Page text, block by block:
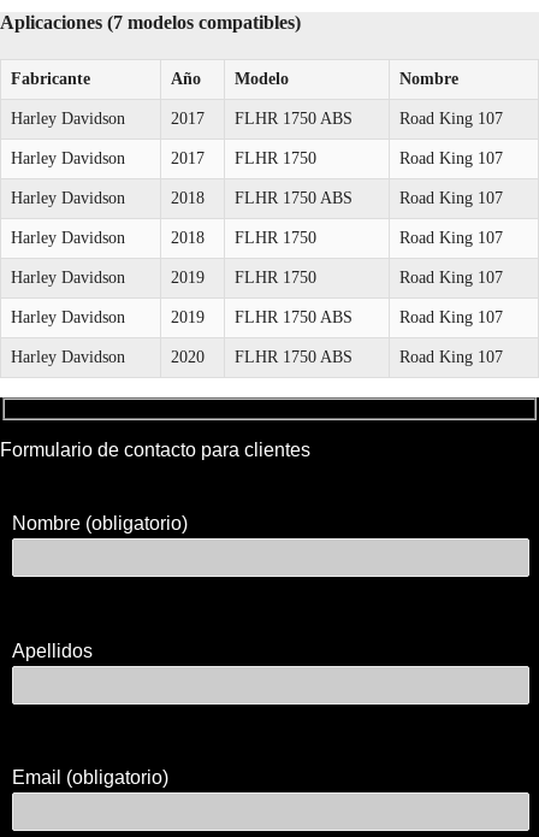
Aplicaciones (7 modelos compatibles)
Fabricante Año Modelo Nombre
Harley Davidson 2017 FLHR 1750 ABS Road King 107
Harley Davidson 2017 FLHR 1750 Road King 107
Harley Davidson 2018 FLHR 1750 ABS Road King 107
Harley Davidson 2018 FLHR 1750 Road King 107
Harley Davidson 2019 FLHR 1750 Road King 107
Harley Davidson 2019 FLHR 1750 ABS Road King 107
Harley Davidson 2020 FLHR 1750 ABS Road King 107
Formulario de contacto para clientes
Nombre (obligatorio)
Apellidos
Email (obligatorio)